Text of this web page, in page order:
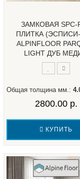
ЗАМКОВАЯ SPC-
ПЛИТКА
ALPINFLOOR
LIGHT ДУБ
Общая толщина мм.:
2800.00 р.
КУПИТЬ